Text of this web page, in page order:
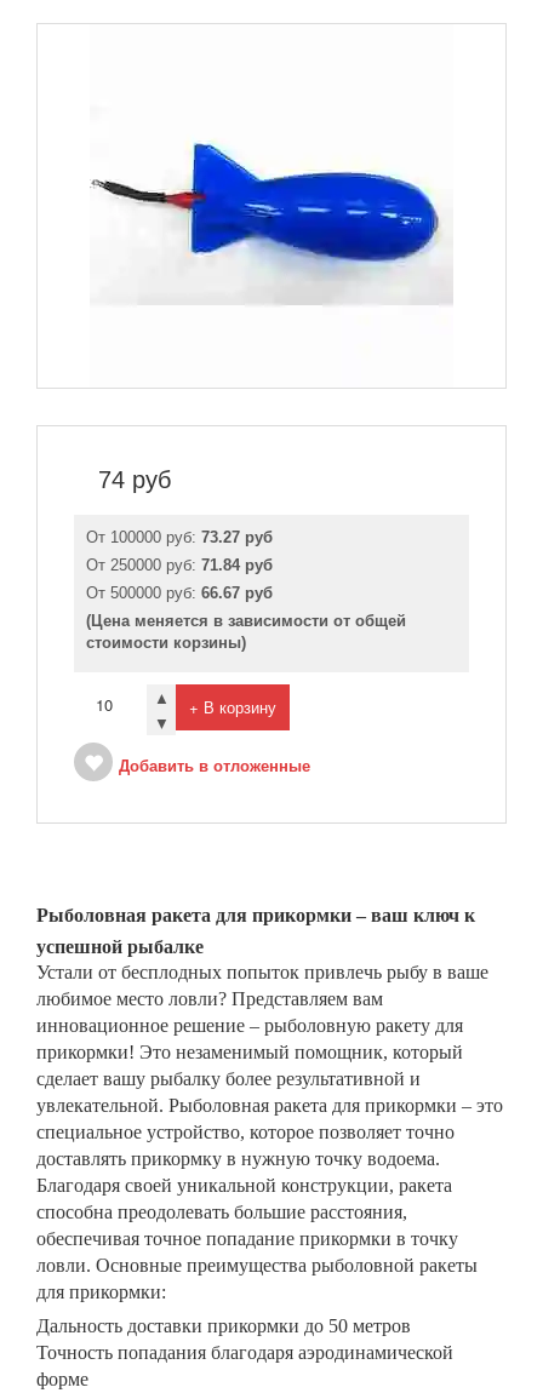
74 руб
От 100000 руб: 73.27 руб
От 250000 руб: 71.84 руб
От 500000 руб: 66.67 руб
(Цена меняется в зависимости от общей
стоимости корзины)
▲
▼
+ В корзину
Добавить в отложенные
Рыболовная ракета для прикормки – ваш ключ к
успешной рыбалке
Устали от бесплодных попыток привлечь рыбу в ваше
любимое место ловли? Представляем вам
инновационное решение – рыболовную ракету для
прикормки! Это незаменимый помощник, который
сделает вашу рыбалку более результативной и
увлекательной. Рыболовная ракета для прикормки – это
специальное устройство, которое позволяет точно
доставлять прикормку в нужную точку водоема.
Благодаря своей уникальной конструкции, ракета
способна преодолевать большие расстояния,
обеспечивая точное попадание прикормки в точку
ловли. Основные преимущества рыболовной ракеты
для прикормки:
Дальность доставки прикормки до 50 метров
Точность попадания благодаря аэродинамической
форме